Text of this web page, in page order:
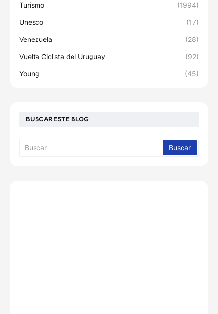
Turismo (1994)
Unesco (17)
Venezuela (28)
Vuelta Ciclista del Uruguay (92)
Young (45)
BUSCAR ESTE BLOG